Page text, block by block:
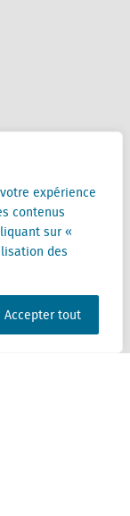
expérience
contenus
sur «
des
Accepter tout